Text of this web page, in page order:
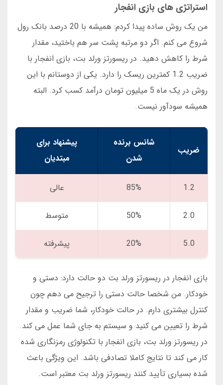
استراتژی های بازی انفجار
من یک روش ساده پیدا کردم: همیشه با 20 درصد بانک رول
شروع می کنم. اگر دو مرتبه پشت سر هم باختید، مقدار
شرط را کاهش دهید. در ریسورتز ورلد بت، بازی انفجار با
ضریب 1.2 کمترین ریسک را دارد. یکی از دوستانم با این
روش در یک ماه 5 میلیون تومان درآمد کسب کرد. البته
همیشه سودآور نیست.
ضریب
شانس برنده
شدن
پیشنهاد برای
مبتدیان
1.2
85% عالی
2.0
50% متوسط
5.0
20% پیشرفته
بازی انفجار در ریسورتز ورلد بت دو حالت دارد: دستی و
خودکار. من شخصا حالت دستی را ترجیح می دهم چون
کنترل بیشتری دارم. در حالت خودکار، شما ضریب و مقدار
شرط را تعیین می کنید و سیستم به جای شما عمل می کند.
در ریسورتز ورلد بت، بازی انفجار با تکنولوژی رمزنگاری شده
کار می کند تا نتایج کاملا تصادفی باشد. این ویژگی باعث
شده بسیاری تأیید کنند ریسورتز ورلد بت معتبر است.